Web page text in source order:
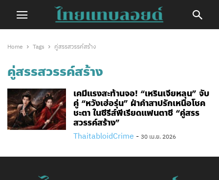
Home Tags คู่สรรสวรรค์สร้าง
คู่สรรสวรรค์สร้าง
เคมีแรงสะท้านจอ! “เหรินเจียหลุน” จับ
คู่ “หวังเฮ่อรุ่น” ฝ่าคำสาปรักเหนือโชค
ชะตา ในซีรีส์พีเรียดแฟนตาซี “คู่สรร
สวรรค์สร้าง”
ThaitabloidCrime - 30 เม.ย. 2026